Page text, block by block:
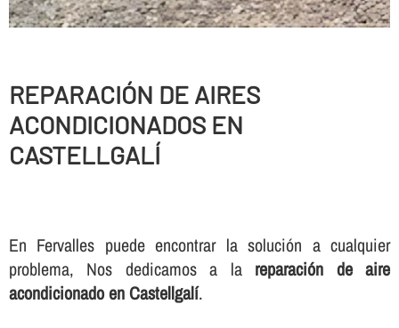
REPARACIÓN DE AIRES
ACONDICIONADOS EN
CASTELLGALÍ
En Fervalles puede encontrar la solución a cualquier
problema, Nos dedicamos a la reparación de aire
acondicionado en Castellgalí.